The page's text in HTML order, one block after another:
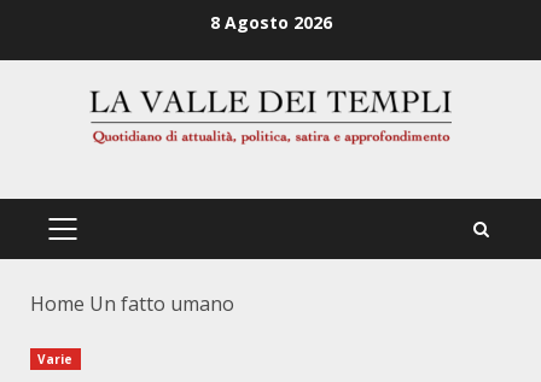
8 Agosto 2026
PRIMÄRES
Home Un fatto umano
Varie